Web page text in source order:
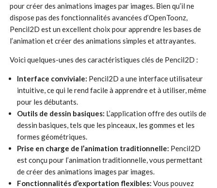
pour créer des animations images par images. Bien qu’il ne
dispose pas des fonctionnalités avancées d’OpenToonz,
Pencil2D est un excellent choix pour apprendre les bases de
l’animation et créer des animations simples et attrayantes.
Voici quelques-unes des caractéristiques clés de Pencil2D :
Interface conviviale: Pencil2D a une interface utilisateur
intuitive, ce qui le rend facile à apprendre et à utiliser, même
pour les débutants.
Outils de dessin basiques: L’application offre des outils de
dessin basiques, tels que les pinceaux, les gommes et les
formes géométriques.
Prise en charge de l’animation traditionnelle: Pencil2D
est conçu pour l’animation traditionnelle, vous permettant
de créer des animations images par images.
Fonctionnalités d’exportation flexibles: Vous pouvez